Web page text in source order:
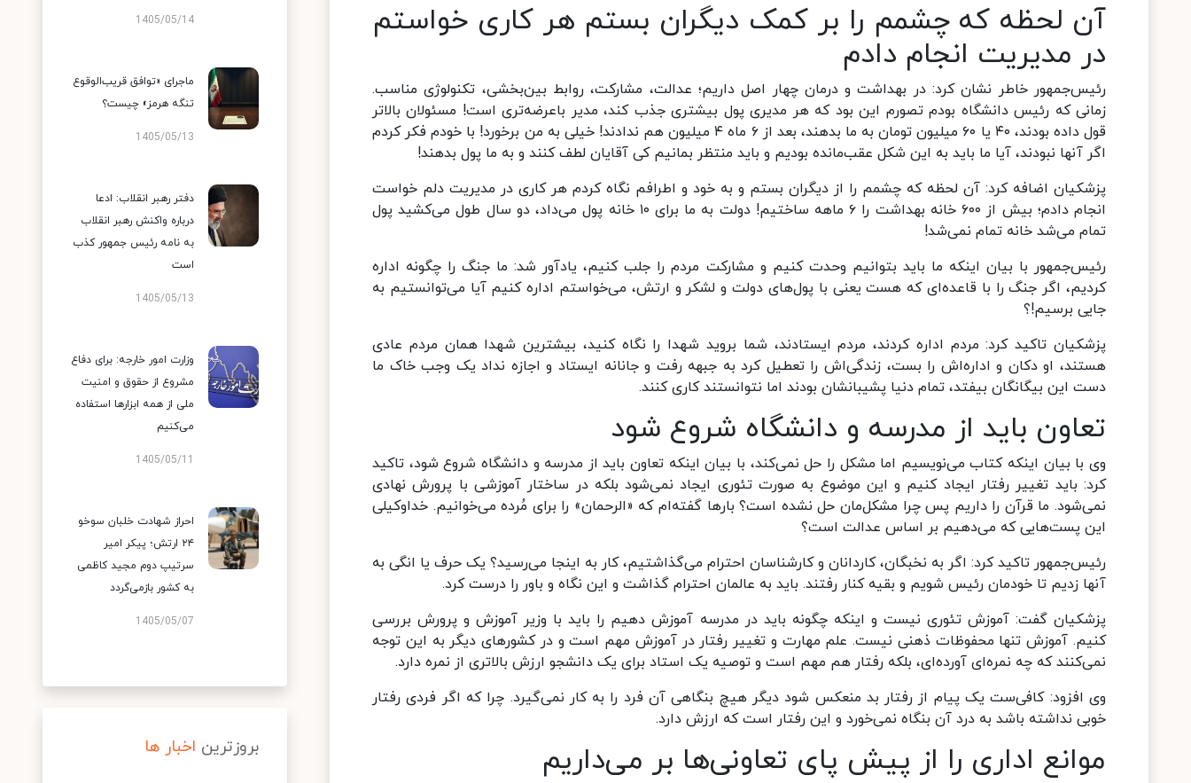
آن لحظه که چشمم را بر کمک دیگران بستم هر کاری خواستم
در مدیریت انجام دادم
رئیس‌جمهور خاطر نشان کرد: در بهداشت و درمان چهار اصل داریم؛ عدالت، مشارکت، روابط بین‌بخشی، تکنولوژی مناسب.
زمانی که رئیس دانشگاه بودم تصورم این بود که هر مدیری پول بیشتری جذب کند، مدیر باعرضه‌تری است! مسئولان بالاتر
قول داده بودند، ۴۰ یا ۶۰ میلیون تومان به ما بدهند، بعد از ۶ ماه ۴ میلیون هم ندادند! خیلی به من برخورد! با خودم فکر کردم
اگر آنها نبودند، آیا ما باید به این شکل عقب‌مانده بودیم و باید منتظر بمانیم کی آقایان لطف کنند و به ما پول بدهند!
پزشکیان اضافه کرد: آن لحظه که چشمم را از دیگران بستم و به خود و اطرافم نگاه کردم هر کاری در مدیریت دلم خواست
انجام دادم؛ بیش از ۶۰۰ خانه بهداشت را ۶ ماهه ساختیم! دولت به ما برای ۱۰ خانه پول می‌داد، دو سال طول می‌کشید پول
تمام می‌شد خانه تمام نمی‌شد!
رئیس‌جمهور با بیان اینکه ما باید بتوانیم وحدت کنیم و مشارکت مردم را جلب کنیم، یادآور شد: ما جنگ را چگونه اداره
کردیم، اگر جنگ را با قاعده‌ای که هست یعنی با پول‌های دولت و لشکر و ارتش، می‌خواستم اداره کنیم آیا می‌توانستیم به
جایی برسیم!؟
پزشکیان تاکید کرد: مردم اداره کردند، مردم ایستادند، شما بروید شهدا را نگاه کنید، بیشترین شهدا همان مردم عادی
هستند، او دکان و اداره‌اش را بست، زندگی‌اش را تعطیل کرد به جبهه رفت و جانانه ایستاد و اجازه نداد یک وجب خاک ما
دست این بیگانگان بیفتد، تمام دنیا پشیبانشان بودند اما نتوانستند کاری کنند.
تعاون باید از مدرسه و دانشگاه شروع شود
وی با بیان اینکه کتاب می‌نویسیم اما مشکل را حل نمی‌کند، با بیان اینکه تعاون باید از مدرسه و دانشگاه شروع شود، تاکید
کرد: باید تغییر رفتار ایجاد کنیم و این موضوع به صورت تئوری ایجاد نمی‌شود بلکه در ساختار آموزشی با پرورش نهادی
نمی‌شود. ما قرآن را داریم پس چرا مشکل‌مان حل نشده است؟ بارها گفته‌ام که «الرحمان» را برای مُرده می‌خوانیم. خداوکیلی
این پست‌هایی که می‌دهیم بر اساس عدالت است؟
رئیس‌جمهور تاکید کرد: اگر به نخبگان، کاردانان و کارشناسان احترام می‌گذاشتیم، کار به اینجا می‌رسید؟ یک حرف یا انگی به
آنها زدیم تا خودمان رئیس شویم و بقیه کنار رفتند. باید به عالمان احترام گذاشت و این نگاه و باور را درست کرد.
پزشکیان گفت: آموزش تئوری نیست و اینکه چگونه باید در مدرسه آموزش دهیم را باید با وزیر آموزش و پرورش بررسی
کنیم. آموزش تنها محفوظات ذهنی نیست. علم مهارت و تغییر رفتار در آموزش مهم است و در کشورهای دیگر به این توجه
نمی‌کنند که چه نمره‌ای آورده‌ای، بلکه رفتار هم مهم است و توصیه یک استاد برای یک دانشجو ارزش بالاتری از نمره دارد.
وی افزود: کافی‌ست یک پیام از رفتار بد منعکس شود دیگر هیچ بنگاهی آن فرد را به کار نمی‌گیرد. چرا که اگر فردی رفتار
خوبی نداشته باشد به درد آن بنگاه نمی‌خورد و این رفتار است که ارزش دارد.
موانع اداری را از پیش پای تعاونی‌ها بر می‌داریم
1405/05/14
ماجرای «توافق قریب‌الوقوع
تنگه هرمز» چیست؟
1405/05/13
دفتر رهبر انقلاب: ادعا
درباره واکنش رهبر انقلاب
به نامه رئیس جمهور کذب
است
1405/05/13
وزارت امور خارجه: برای دفاع
مشروع از حقوق و امنیت
ملی از همه ابزارها استفاده
می‌کنیم
1405/05/11
احراز شهادت خلبان سوخو
۲۴ ارتش؛ پیکر امیر
سرتیپ دوم مجید کاظمی
به کشور بازمی‌گردد
1405/05/07
بروزترین اخبار ها